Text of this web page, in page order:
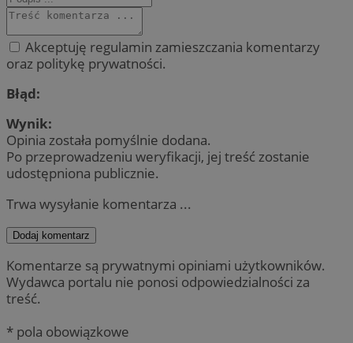
Akceptuję regulamin zamieszczania komentarzy
oraz politykę prywatności.
Błąd:
Wynik:
Opinia została pomyślnie dodana.
Po przeprowadzeniu weryfikacji, jej treść zostanie
udostępniona publicznie.
Trwa wysyłanie komentarza ...
Dodaj komentarz
Komentarze są prywatnymi opiniami użytkowników.
Wydawca portalu nie ponosi odpowiedzialności za
treść.
* pola obowiązkowe